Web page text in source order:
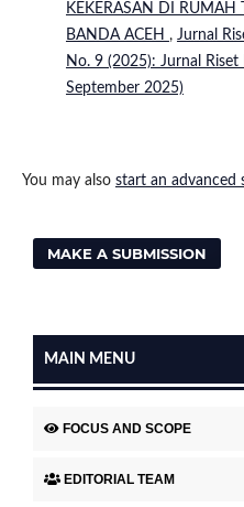
KEKERASAN DI RUMAH
BANDA ACEH , Jurnal
No. 9 (2025): Jurnal
September 2025)
You may also start an advanced
MAKE A SUBMISSION
MAIN MENU
FOCUS AND SCOPE
EDITORIAL TEAM